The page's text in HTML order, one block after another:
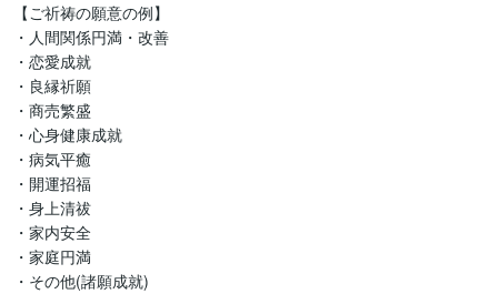
【ご祈祷の願意の例】
・人間関係円満・改善
・恋愛成就
・良縁祈願
・商売繁盛
・心身健康成就
・病気平癒
・開運招福
・身上清祓
・家内安全
・家庭円満
・その他(諸願成就)